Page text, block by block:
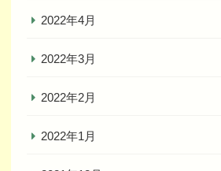
2022年4月
2022年3月
2022年2月
2022年1月